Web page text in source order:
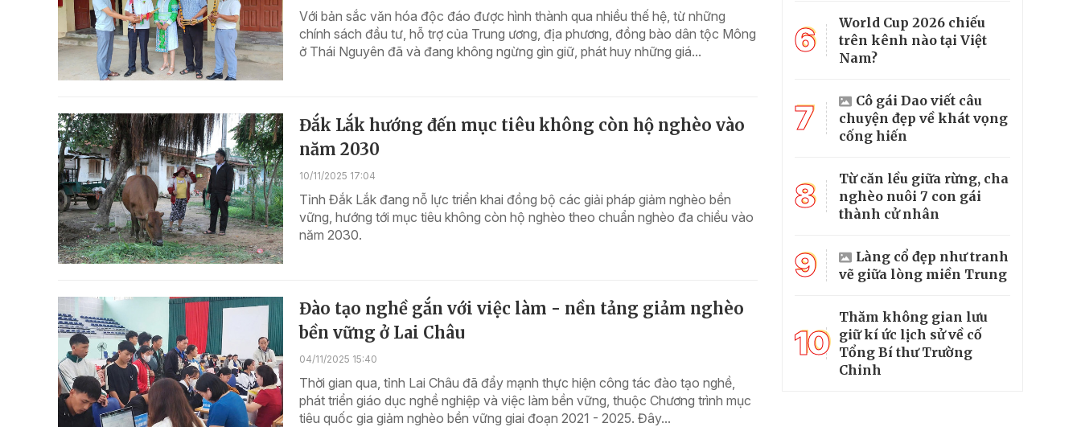
Với bản sắc văn hóa độc đáo được hình thành qua nhiều thế hệ, từ những
chính sách đầu tư, hỗ trợ của Trung ương, địa phương, đồng bào dân tộc Mông
ở Thái Nguyên đã và đang không ngừng gìn giữ, phát huy những giá...
Đắk Lắk hướng đến mục tiêu không còn hộ nghèo vào
năm 2030
10/11/2025 17:04
Tỉnh Đắk Lắk đang nỗ lực triển khai đồng bộ các giải pháp giảm nghèo bền
vững, hướng tới mục tiêu không còn hộ nghèo theo chuẩn nghèo đa chiều vào
năm 2030.
Đào tạo nghề gắn với việc làm - nền tảng giảm nghèo
bền vững ở Lai Châu
04/11/2025 15:40
Thời gian qua, tỉnh Lai Châu đã đẩy mạnh thực hiện công tác đào tạo nghề,
phát triển giáo dục nghề nghiệp và việc làm bền vững, thuộc Chương trình mục
tiêu quốc gia giảm nghèo bền vững giai đoạn 2021 - 2025. Đây...
6
World Cup 2026 chiếu
trên kênh nào tại Việt
Nam?
7
Cô gái Dao viết câu
chuyện đẹp về khát vọng
cống hiến
8
Từ căn lều giữa rừng, cha
nghèo nuôi 7 con gái
thành cử nhân
9
Làng cổ đẹp như tranh
vẽ giữa lòng miền Trung
10
Thăm không gian lưu
giữ kí ức lịch sử về cố
Tổng Bí thư Trường
Chinh